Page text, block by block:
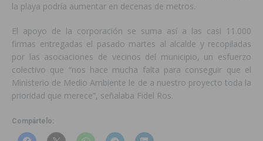
la playa podría aumentar en decenas de metros.
El apoyo de la corporación se suma así a las casi 11.000
firmas entregadas el pasado martes al alcalde y recopiladas
por las asociaciones de vecinos del municipio, un esfuerzo
colectivo que “nos hace mucha falta para conseguir que el
Ministerio de Medio Ambiente le de a nuestro proyecto toda la
prioridad que merece”, señalaba Fidel Ros.
Compártelo: